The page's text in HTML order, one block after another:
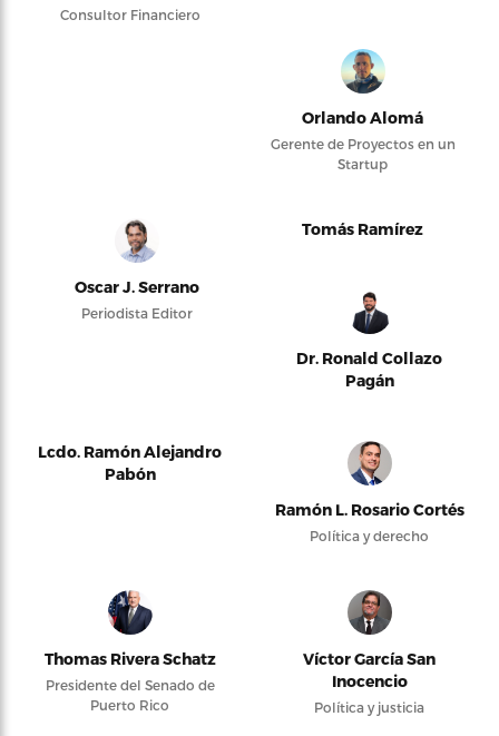
Consultor Financiero
Orlando Alomá
Gerente de Proyectos en un
Startup
Oscar J. Serrano
Periodista Editor
Tomás Ramírez
Dr. Ronald Collazo
Pagán
Lcdo. Ramón Alejandro
Pabón
Ramón L. Rosario Cortés
Política y derecho
Thomas Rivera Schatz
Presidente del Senado de
Puerto Rico
Víctor García San
Inocencio
Política y justicia